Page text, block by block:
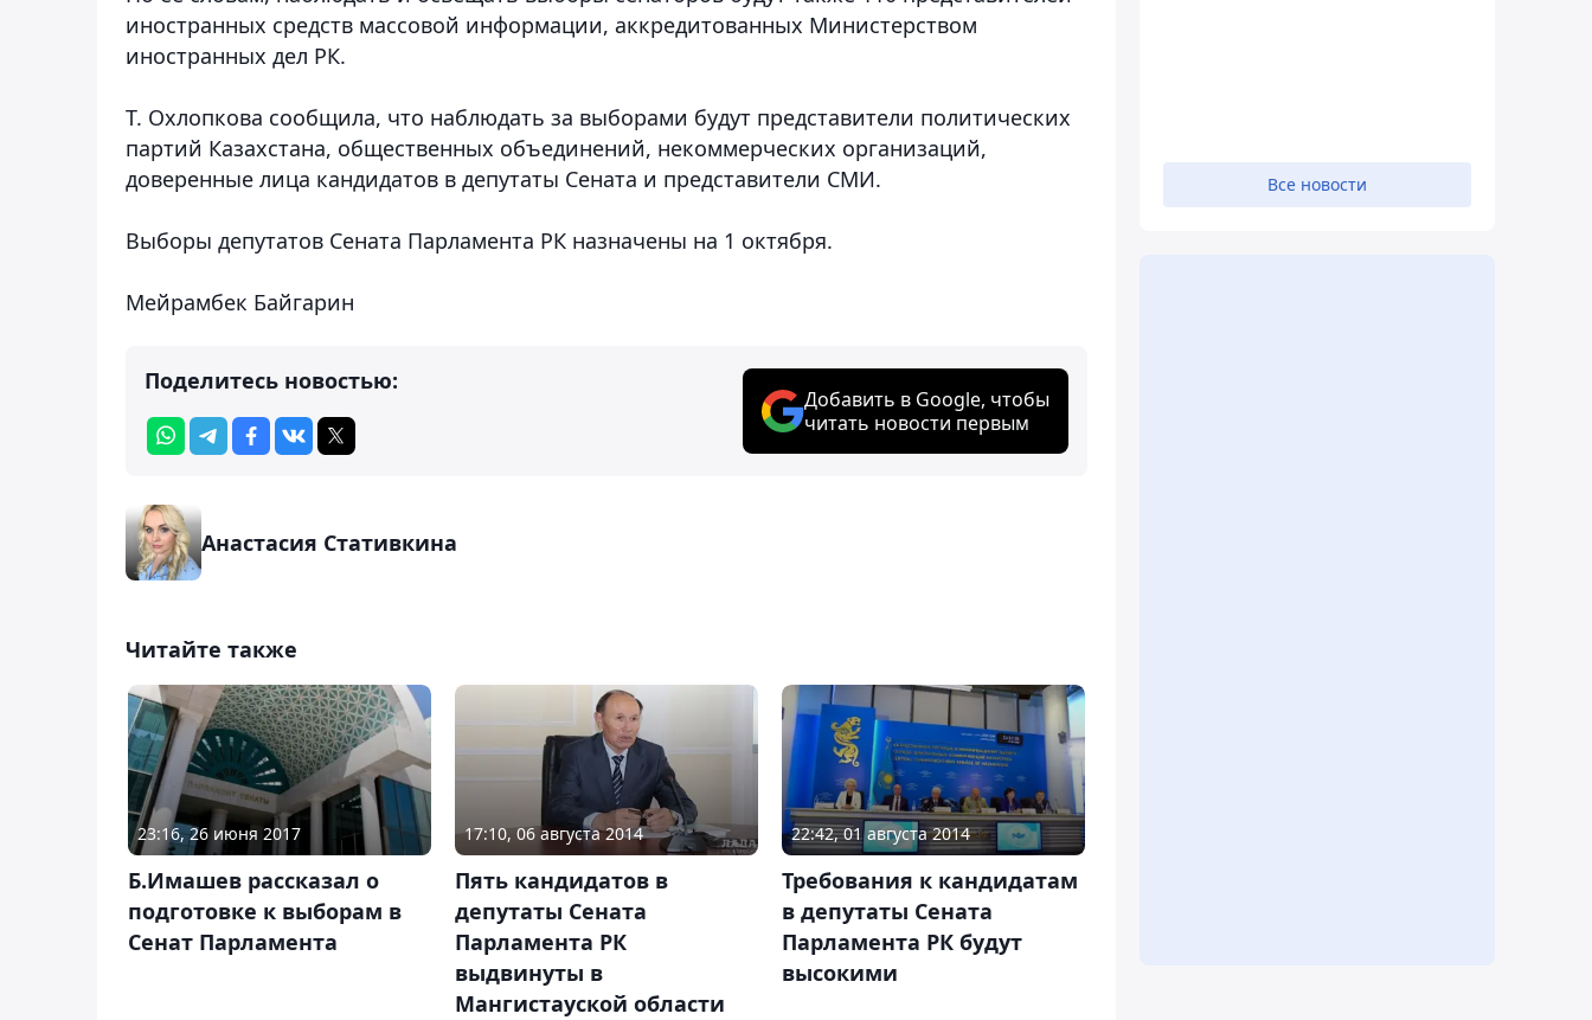
иностранных средств массовой информации, аккредитованных Министерством
иностранных дел РК.
Т. Охлопкова сообщила, что наблюдать за выборами будут представители политических
партий Казахстана, общественных объединений, некоммерческих организаций,
доверенные лица кандидатов в депутаты Сената и представители СМИ.
Выборы депутатов Сената Парламента РК назначены на 1 октября.
Мейрамбек Байгарин
Поделитесь новостью:
Добавить в Google, чтобы
читать новости первым
Анастасия Стативкина
Читайте также
23:16, 26 июня 2017
Б.Имашев рассказал о
подготовке к выборам в
Сенат Парламента
17:10, 06 августа 2014
Пять кандидатов в
депутаты Сената
Парламента РК
выдвинуты в
Мангистауской области
22:42, 01 августа 2014
Требования к кандидатам
в депутаты Сената
Парламента РК будут
высокими
Все новости